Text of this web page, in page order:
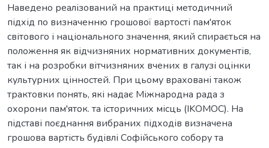
Наведено реалізований на практиці методичний
підхід по визначенню грошової вартості пам'яток
світового і національного значення, який спирається на
положення як відчизняних нормативних документів,
так і на розробки вітчизняних вчених в галузі оцінки
культурних цінностей. При цьому враховані також
трактовки понять, які надає Міжнародна рада з
охорони пам'яток. та історичних місць (IKOMOC). На
підставі поєднання вибраних підходів визначена
грошова вартість будівлі Софійського собору та